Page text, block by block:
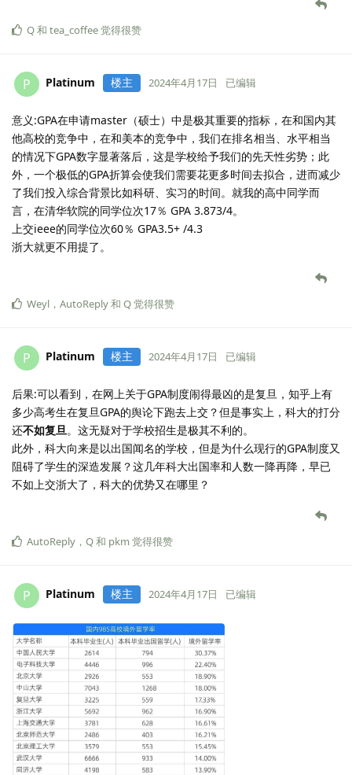
Q和 tea_coffee觉得很赞
P Platinum 楼主 2024年4月17日 已编辑
意义:GPA在申请master（硕士）中是极其重要的指标，在和国内其
他高校的竞争中，在和美本的竞争中，我们在排名相当、水平相当
的情况下GPA数字显著落后，这是学校给予我们的先天性劣势；此
外，一个极低的GPA折算会使我们需要花更多时间去拟合，进而减少
了我们投入综合背景比如科研、实习的时间。就我的高中同学而
言，在清华软院的同学位次17％ GPA 3.873/4。
上交ieee的同学位次60％ GPA3.5+ /4.3
浙大就更不用提了。
Weyl ， AutoReply和 Q觉得很赞
P Platinum 楼主 2024年4月17日 已编辑
后果:可以看到，在网上关于GPA制度闹得最凶的是复旦，知乎上有
多少高考生在复旦GPA的舆论下跑去上交？但是事实上，科大的打分
还不如复旦。这无疑对于学校招生是极其不利的。
此外，科大向来是以出国闻名的学校，但是为什么现行的GPA制度又
阻碍了学生的深造发展？这几年科大出国率和人数一降再降，早已
不如上交浙大了，科大的优势又在哪里？
AutoReply ， Q和 pkm 觉得很赞
P Platinum 楼主 2024年4月17日 已编辑